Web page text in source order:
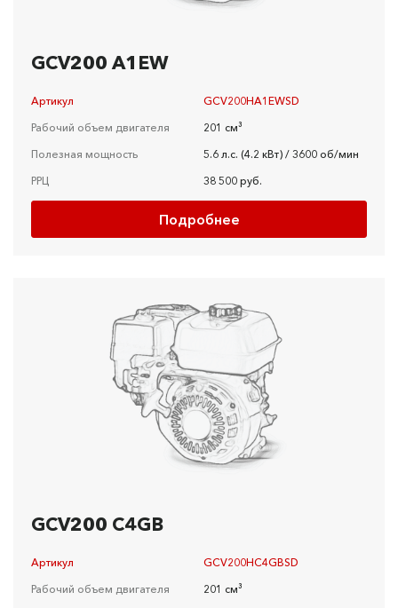
GCV200 A1EW
Артикул
GCV200HA1EWSD
Рабочий объем двигателя
201 см³
Полезная мощность
5.6 л.c. (4.2 кBт) / 3600 об/мин
РРЦ
38 500 руб.
Подробнее
GCV200 C4GB
Артикул
GCV200HC4GBSD
Рабочий объем двигателя
201 см³